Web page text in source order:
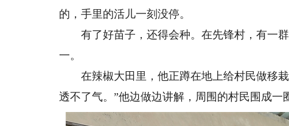
的，手里的活儿一刻没停。
有了好苗子，还得会种。在先锋村，有一群
一。
在辣椒大田里，他正蹲在地上给村民做移栽
透不了气。”他边做边讲解，周围的村民围成一